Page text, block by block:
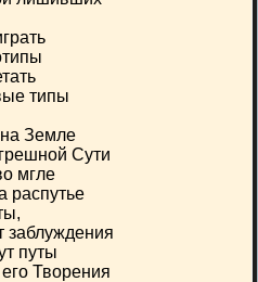
типы
на Земле
Сути
мгле
распутье
заблуждения
путы
Творения